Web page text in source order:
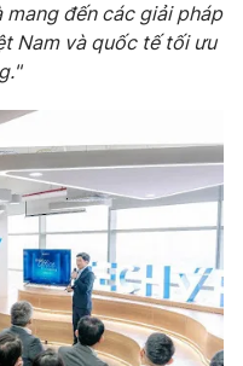
mang đến các giải pháp
Nam và quốc tế tối ưu